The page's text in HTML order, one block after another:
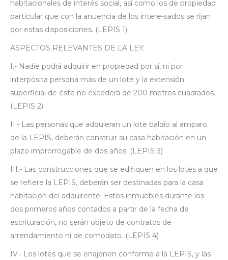
habitacionales de interés social, así como los de propiedad
particular que con la anuencia de los intere-sados se rijan
por estas disposiciones. (LEPIS 1)
ASPECTOS RELEVANTES DE LA LEY:
I.- Nadie podrá adquirir en propiedad por sí, ni por
interpósita persona más de un lote y la extensión
superficial de éste no excederá de 200 metros cuadrados.
(LEPIS 2)
II.- Las personas que adquieran un lote baldío al amparo
de la LEPIS, deberán construir su casa habitación en un
plazo improrrogable de dos años. (LEPIS 3)
III.- Las construcciones que se edifiquen en los lotes a que
se refiere la LEPIS, deberán ser destinadas para la casa
habitación del adquirente. Estos inmuebles durante los
dos primeros años contados a partir de la fecha de
escrituración, no serán objeto de contratos de
arrendamiento ni de comodato. (LEPIS 4)
IV.- Los lotes que se enajenen conforme a la LEPIS, y las